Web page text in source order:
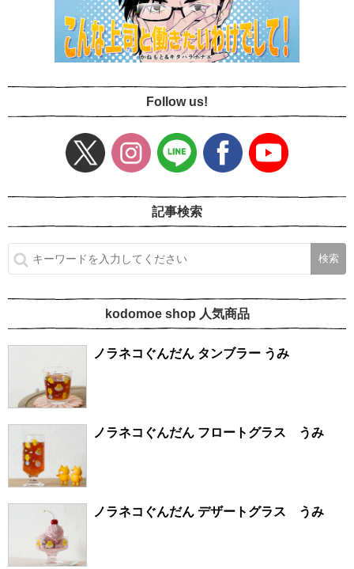
Follow us!
記事検索
kodomoe shop 人気商品
ノラネコぐんだん タンブラー うみ
ノラネコぐんだん フロートグラス うみ
ノラネコぐんだん デザートグラス うみ